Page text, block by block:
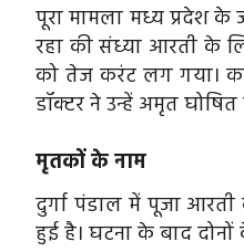
पूरा मामला मध्य प्रदेश
रहा की संध्या आरती के
को तेज करंट लग गया।
डॉक्टर ने उन्हें अमृत घोषित
मृतकों के नाम
दुर्गा पंडाल में पूजा
हुई है। घटना के बाद दोनों